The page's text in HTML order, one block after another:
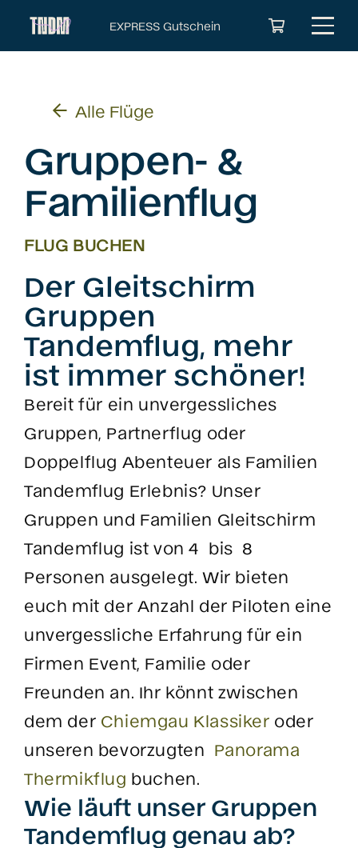
EXPRESS Gutschein
Alle Flüge
Gruppen- &
Familienflug
FLUG BUCHEN
Der Gleitschirm
Gruppen
Tandemflug, mehr
ist immer schöner!
Bereit für ein unvergessliches
Gruppen, Partnerflug oder
Doppelflug Abenteuer als Familien
Tandemflug Erlebnis? Unser
Gruppen und Familien Gleitschirm
Tandemflug ist von 4 bis 8
Personen ausgelegt. Wir bieten
euch mit der Anzahl der Piloten eine
unvergessliche Erfahrung für ein
Firmen Event, Familie oder
Freunden an. Ihr könnt zwischen
dem der Chiemgau Klassiker oder
unseren bevorzugten Panorama
Thermikflug buchen.
Wie läuft unser Gruppen
Tandemflug genau ab?